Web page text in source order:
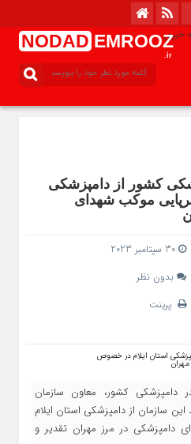
NODAD EMROOZ
.ir
کشور از دامپزشکی
موکب شهدای
30 سپتامبر 2023
بدون نظر
پرینت
دامپزشکی کشور، معاون سازمان
سازمان از دامپزشکی استان ایلام
در مرز مهران تقدیر و